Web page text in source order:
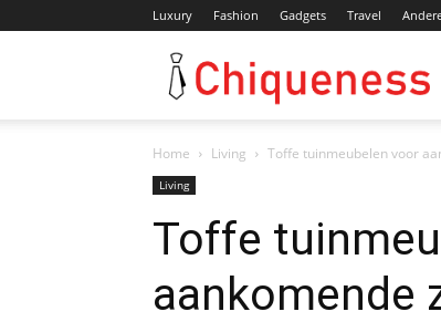
Luxury Fashion Gadgets Travel
Home Living Toffe tuinmeubelen voor
Living
Toffe
aankomende